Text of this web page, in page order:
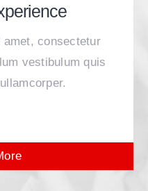
consectetur
vestibulum quis